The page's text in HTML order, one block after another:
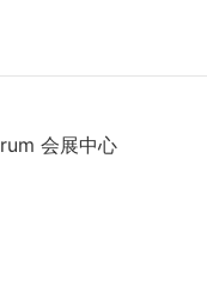
会展中心